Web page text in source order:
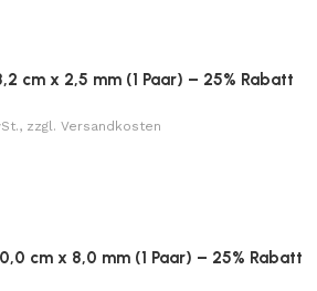
cm x 2,5 mm (1 Paar) – 25% Rabatt
zzgl. Versandkosten
cm x 8,0 mm (1 Paar) – 25% Rabatt